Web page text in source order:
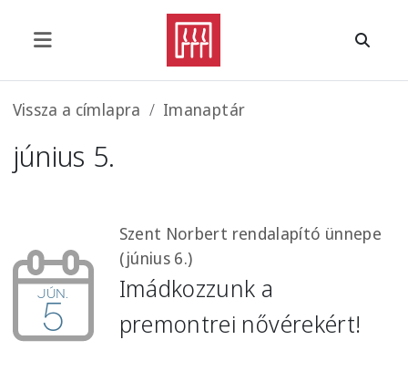
Morzsa
Vissza a címlapra Imanaptár
június 5.
jún.
5
Szent Norbert rendalapító ünnepe
(június 6.)
Imádkozzunk a
premontrei nővérekért!